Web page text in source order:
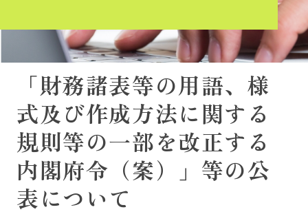
「財務諸表等の用語、様
式及び作成方法に関する
規則等の一部を改正する
内閣府令（案）」等の公
表について